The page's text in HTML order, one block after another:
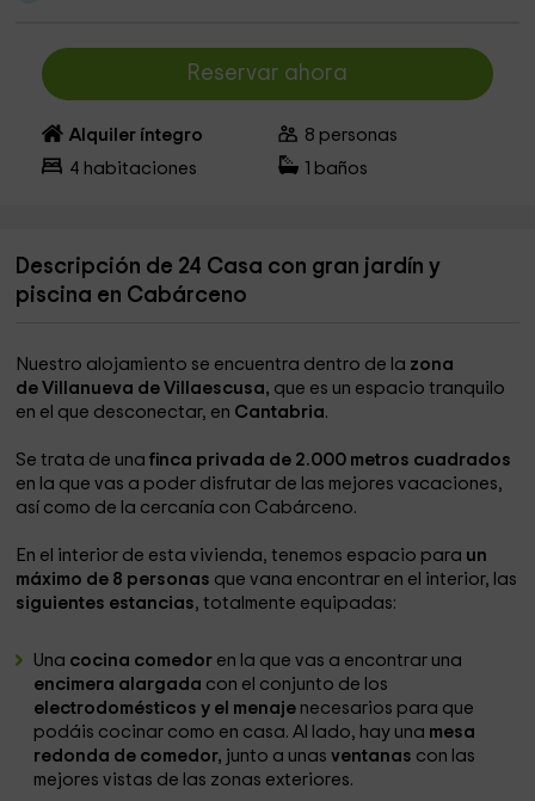
Reservar ahora
Alquiler íntegro 8 personas
4 habitaciones baños
Descripción de 24 Casa con gran jardín y
piscina en Cabárceno
Nuestro alojamiento se encuentra dentro de la zona
de Villanueva de Villaescusa, que es un espacio tranquilo
en el que desconectar, en Cantabria.
Se trata de unafinca privada de 2.000 metros cuadrados
en la que vas a poder disfrutar de las mejores vacaciones,
así como de la cercanía con Cabárceno.
En el interior de esta vivienda, tenemos espacio para un
máximo de 8 personas que vana encontrar en el interior, las
siguientes estancias, totalmente equipadas:
Una cocina comedor en la que vas a encontrar una
encimera alargada con el conjunto de los
electrodomésticos y el menaje necesarios para que
podáis cocinar como en casa. Al lado, hay una mesa
redonda de comedor, junto a unasventanas con las
mejores vistas de las zonas exteriores.